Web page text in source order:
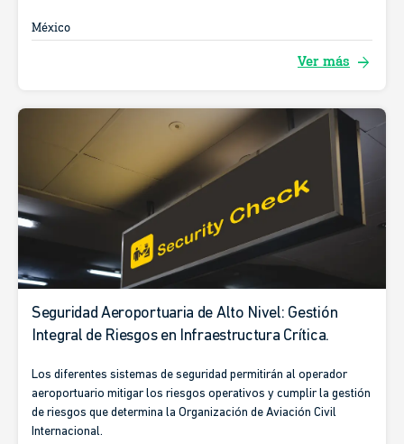
México
Ver más arrow_forward
Seguridad Aeroportuaria de Alto Nivel: Gestión
Integral de Riesgos en Infraestructura Crítica.
Los diferentes sistemas de seguridad permitirán al operador
aeroportuario mitigar los riesgos operativos y cumplir la gestión
de riesgos que determina la Organización de Aviación Civil
Internacional.